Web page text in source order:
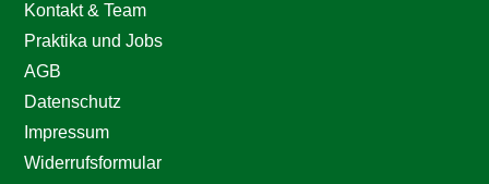
Kontakt & Team
Praktika und Jobs
AGB
Datenschutz
Impressum
Widerrufsformular